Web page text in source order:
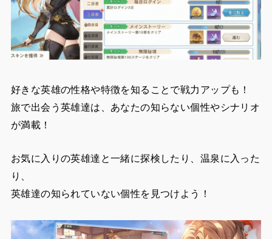
好きな英雄の性格や特徴を知ることで戦力アップも！
旅で出会う英雄達は、あなたの知らない個性やシナリオ
が満載！
お気に入りの英雄達と一緒に探検したり、温泉に入った
り、
英雄達の知られていない個性を見つけよう！